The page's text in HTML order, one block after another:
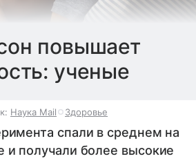
повышает
ученые
Наука Mail Здоровье
спали в среднем на
и получали более высокие